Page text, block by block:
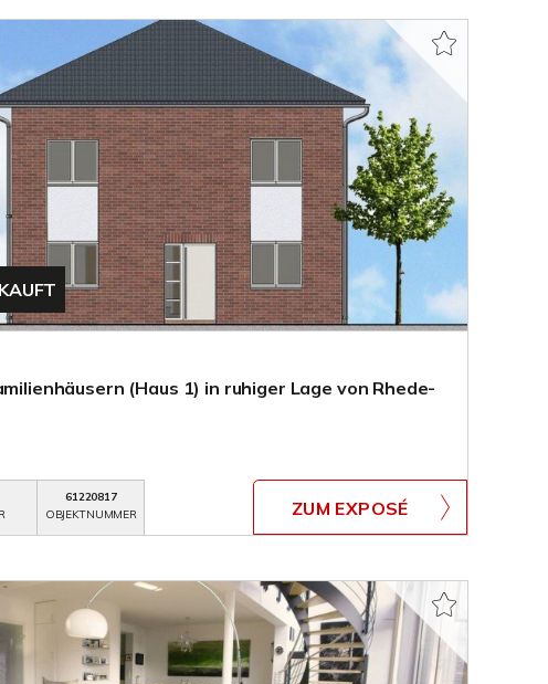
(Haus 1) in ruhiger Lage von Rhede-
61220817
OBJEKTNUMMER
ZUM EXPOSÉ